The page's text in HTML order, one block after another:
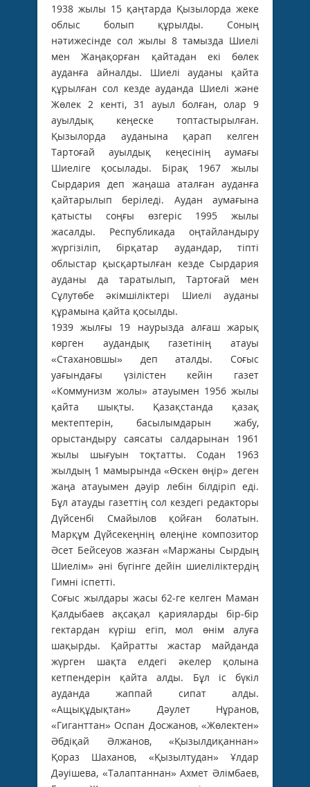
1938 жылы 15 қаңтарда Қызылорда жеке
облыс болып құрылды. Соның
нәтижесінде сол жылы 8 тамызда Шиелі
мен Жаңақорған қайтадан екі бөлек
ауданға айналды. Шиелі ауданы қайта
құрылған сол кезде ауданда Шиелі және
Жөлек 2 кенті, 31 ауыл болған, олар 9
ауылдық кеңеске топтастырылған.
Қызылорда ауданына қарап келген
Тартоғай ауылдық кеңесінің аумағы
Шиеліге қосылады. Бірақ 1967 жылы
Сырдария деп жаңаша аталған ауданға
қайтарылып беріледі. Аудан аумағына
қатысты соңғы өзгеріс 1995 жылы
жасалды. Республикада оңтайландыру
жүргізіліп, бірқатар аудандар, тіпті
облыстар қысқартылған кезде Сырдария
ауданы да таратылып, Тартоғай мен
Сұлутөбе әкімшіліктері Шиелі ауданы
құрамына қайта қосылды.
1939 жылғы 19 наурызда алғаш жарық
көрген аудандық газетінің атауы
«Стахановшы» деп аталды. Соғыс
уағындағы үзілістен кейін газет
«Коммунизм жолы» атауымен 1956 жылы
қайта шықты. Қазақстанда қазақ
мектептерін, басылымдарын жабу,
орыстандыру саясаты салдарынан 1961
жылы шығуын тоқтатты. Содан 1963
жылдың 1 мамырында «Өскен өңір» деген
жаңа атауымен дәуір лебін білдіріп еді.
Бұл атауды газеттің сол кездегі редакторы
Дүйсенбі Смайылов қойған болатын.
Марқұм Дүйсекеңнің өлеңіне композитор
Әсет Бейсеуов жазған «Маржаны Сырдың
Шиелім» әні бүгінге дейін шиеліліктердің
Гимні іспетті.
Соғыс жылдары жасы 62-ге келген Маман
Қалдыбаев ақсақал қарияларды бір-бір
гектардан күріш егіп, мол өнім алуға
шақырды. Қайратты жас­тар майданда
жүрген шақта елдегі әкелер қолына
кетпендерін қайта алды. Бұл іс бүкіл
ауданда жаппай сипат алды.
«Ащықұдықтан» Дәулет Нұранов,
«Гиганттан» Оспан Досжанов, «Жөлектен»
Әбдіқай Әлжанов, «Қызылдиқаннан»
Қораз Шаханов, «Қызылтудан» Ұлдар
Дәуішева, «Талаптаннан» Ахмет Әлімбаев,